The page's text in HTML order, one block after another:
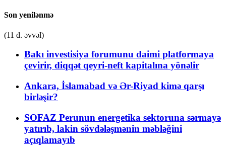
Son yenilənmə
(11 d. əvvəl)
Bakı investisiya forumunu daimi platformaya
çevirir, diqqət qeyri-neft kapitalına yönəlir
Ankara, İslamabad və Ər-Riyad kimə qarşı
birləşir?
SOFAZ Perunun energetika sektoruna sərmayə
yatırıb, lakin sövdələşmənin məbləğini
açıqlamayıb